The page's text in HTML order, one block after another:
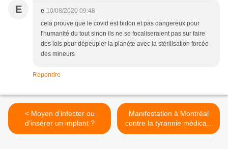
E e 10/08/2020 09:48
cela prouve que le covid est bidon et pas dangereux pour
l'humanité du tout sinon ils ne se focaliseraient pas sur faire
des lois pour dépeupler la planète avec la stérilisation forcée
des mineurs
Répondre
< Moyen d’infecter ou
d’insérer un implant ?
Manifestation à Montréal
contre la tyrannie médicale
>